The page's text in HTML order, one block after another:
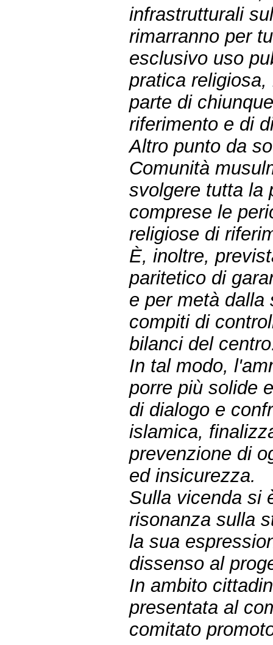
infrastrutturali
rimarranno per
esclusivo uso
pratica
parte di
riferimento e di
Altro punto da
Comunità
svolgere tutta la
comprese le
religiose di
È, inoltre,
paritetico di
e per metà dalla
compiti di
bilanci del
In tal modo,
porre più solide
di dialogo e
islamica,
prevenzione di
ed insicurezza.
Sulla vicenda si
risonanza sulla
la sua
dissenso al
In ambito
presentata al
comitato